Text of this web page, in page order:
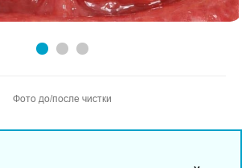
Фото до/после чистки